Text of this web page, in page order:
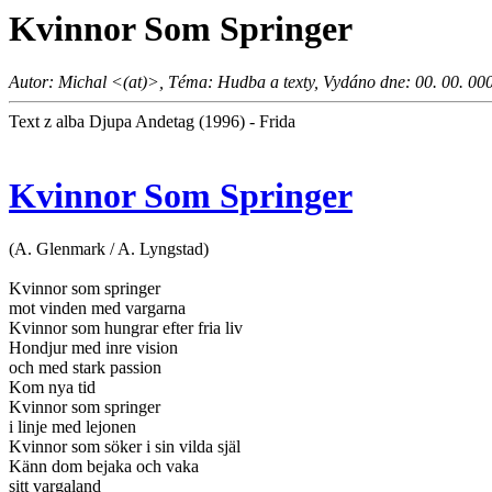
Kvinnor Som Springer
Autor: Michal <(at)>, Téma: Hudba a texty, Vydáno dne: 00. 00.
Text z alba Djupa Andetag (1996) - Frida
Kvinnor Som Springer
(A. Glenmark / A. Lyngstad)
Kvinnor som springer
mot vinden med vargarna
Kvinnor som hungrar efter fria liv
Hondjur med inre vision
och med stark passion
Kom nya tid
Kvinnor som springer
i linje med lejonen
Kvinnor som söker i sin vilda själ
Känn dom bejaka och vaka
sitt vargaland